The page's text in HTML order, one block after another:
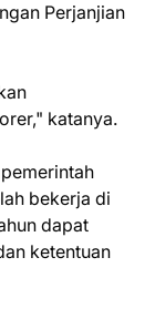
Perjanjian
katanya.
bekerja di
dapat
ketentuan